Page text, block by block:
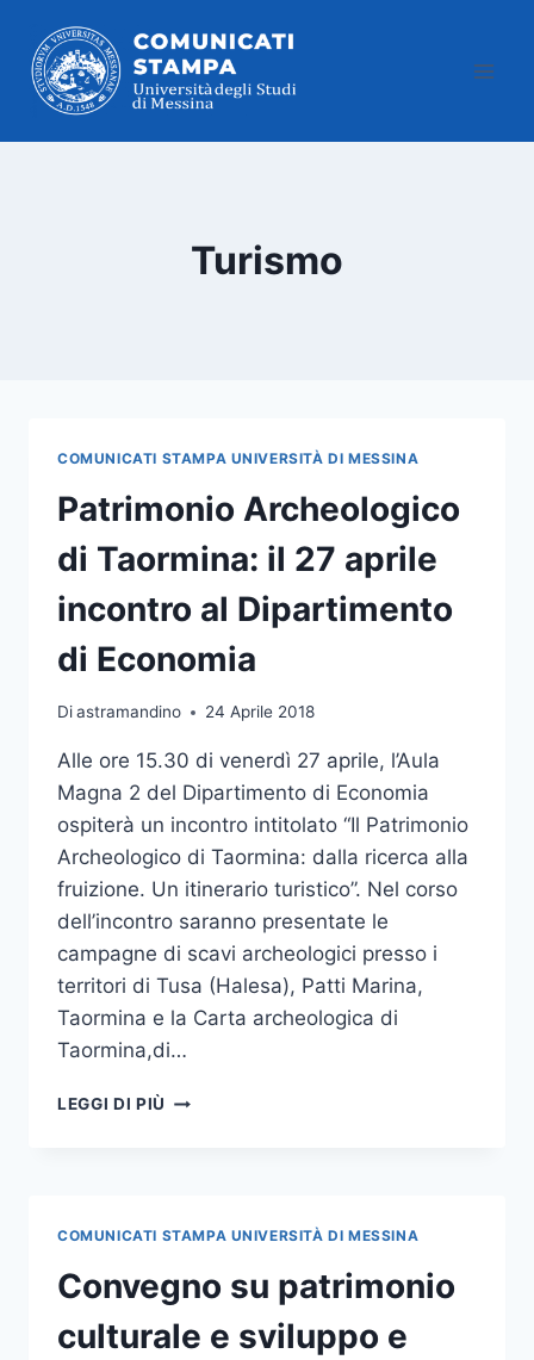
contenuto
Turismo
COMUNICATI STAMPA UNIVERSITÀ DI MESSINA
Patrimonio Archeologico
di Taormina: il 27 aprile
incontro al Dipartimento
di Economia
Diastramandino 24 Aprile 2018
Alle ore 15.30 di venerdì 27 aprile, l’Aula
Magna 2 del Dipartimento di Economia
ospiterà un incontro intitolato “Il Patrimonio
Archeologico di Taormina: dalla ricerca alla
fruizione. Un itinerario turistico”. Nel corso
dell’incontro saranno presentate le
campagne di scavi archeologici presso i
territori di Tusa (Halesa), Patti Marina,
Taormina e la Carta archeologica di
Taormina,di…
LEGGI DI PIÙ PATRIMONIO
AL
DIPARTIMENTO
DI
COMUNICATI STAMPA UNIVERSITÀ DI MESSINA
Convegno su patrimonio
culturale e sviluppo e